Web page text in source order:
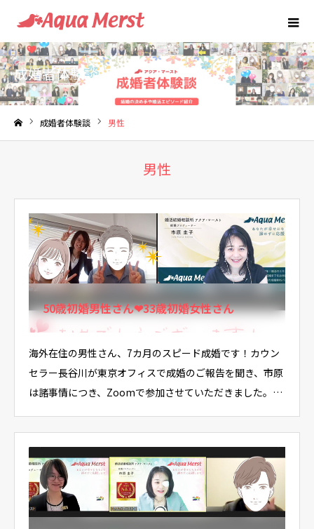
成婚者体験談
成婚者体験談 男性
男性
50歳初婚男性さん❤33歳初婚女性さん
海外在住の男性さん、7カ月のスピード成婚です！カウン
セラー長谷川が東京オフィスで成婚のご報告を聞き、市原
は諸事情につき、Zoomで参加させていただきました。